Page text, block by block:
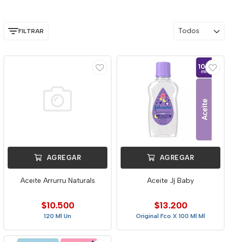
FILTRAR Todos
AGREGAR
Aceite Arrurru Naturals
$10.500
120 Ml Un
AGREGAR
Aceite Jj Baby
$13.200
Original Fco X 100 Ml Ml